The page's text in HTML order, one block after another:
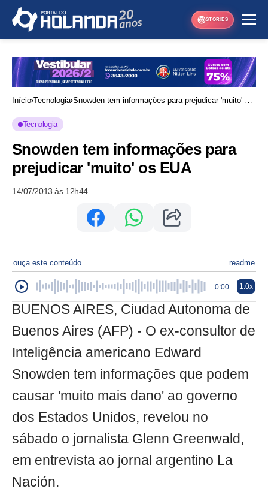
STORIES
Início Tecnologia Snowden tem informações para prejudicar 'muito' os
Tecnologia
Snowden tem informações para
prejudicar 'muito' os EUA
14/07/2013 às 12h44
ouça este conteúdo readme
0:00 1.0x
BUENOS AIRES, Ciudad Autonoma de
Buenos Aires (AFP) - O ex-consultor de
Inteligência americano Edward
Snowden tem informações que podem
causar 'muito mais dano' ao governo
dos Estados Unidos, revelou no
sábado o jornalista Glenn Greenwald,
em entrevista ao jornal argentino La
Nación.